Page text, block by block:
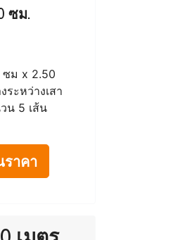
ซม.
ซม x 2.50
ระหว่างเสา
น 5 เส้น
าคา